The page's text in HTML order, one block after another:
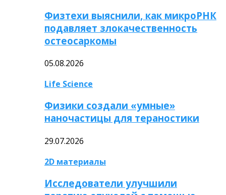
Физтехи выяснили, как микроРНК
подавляет злокачественность
остеосаркомы
05.08.2026
Life Science
Физики создали «умные»
наночастицы для тераностики
29.07.2026
2D материалы
Исследователи улучшили